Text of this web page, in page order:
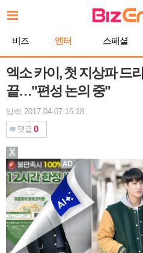
문
비즈 엔터 스페셜
엑소 카이, 첫 지상파 드
끝…"편성 논의 중"
입력 2017-04-07 16:18
댓글 0
X